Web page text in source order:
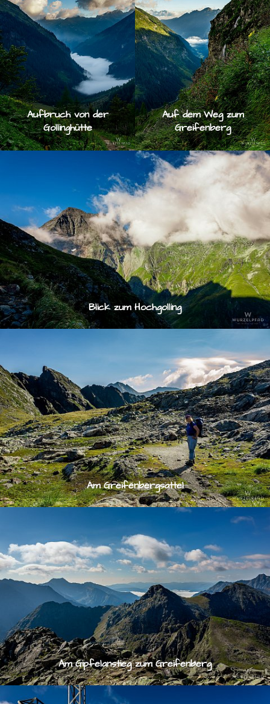
Aufbruch von der
Gollinghütte
Auf dem Weg zum
Greifenberg
Blick zum Hochgolling
Am Greifenbergsattel
Am Gipfelanstieg zum Greifenberg